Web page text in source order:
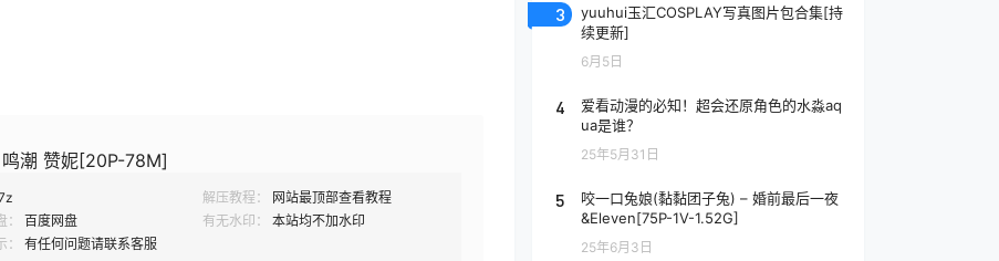
潮 赞妮[20P-78M]
解压教程：
网站最顶部查看教程
百度网盘 有无水印：
本站均不加水印
有任何问题请联系客服
3
yuuhui玉汇COSPLAY写真图片包合集[持
续更新]
6月5日
4
爱看动漫的必知！超会还原角色的水淼aq
ua是谁？
25年5月31日
5
咬一口兔娘(黏黏团子兔) – 婚前最后一夜
&Eleven[75P-1V-1.52G]
25年6月3日